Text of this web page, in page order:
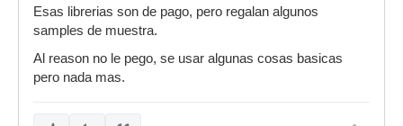
Esas librerias son de pago, pero regalan algunos
samples de muestra.
Al reason no le pego, se usar algunas cosas basicas
pero nada mas.